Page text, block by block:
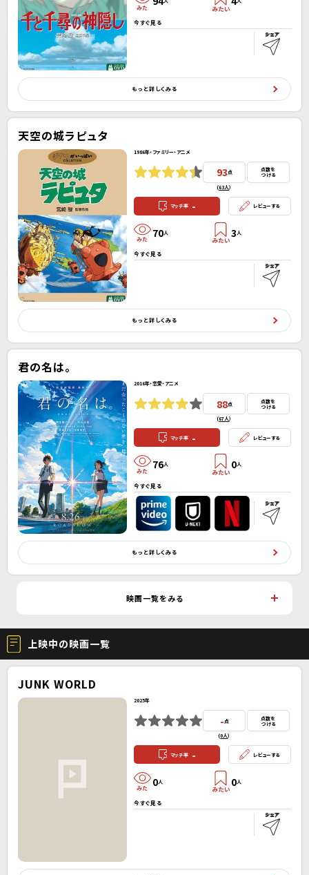
今すぐ見る
もっと詳しくみる
天空の城ラピュタ
1986年・ファミリー・アニメ
93点
(63人）
点数を
つける
マッチ率 - レビューする
70人 3人
今すぐ見る
もっと詳しくみる
君の名は。
2016年・恋愛・アニメ
88点
(67人）
点数を
つける
マッチ率 - レビューする
76人 0人
今すぐ見る
もっと詳しくみる
映画一覧をみる
上映中の映画一覧
JUNK WORLD
2025年
- 点
(0人）
点数を
つける
マッチ率 - レビューする
0人 0人
今すぐ見る